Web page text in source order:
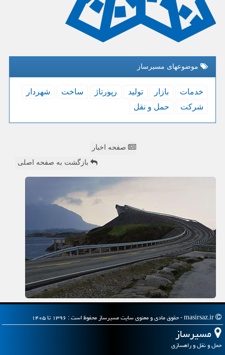
موضوعهای مسیرساز
خدمات بازار تولید رپورتاژ ساخت
شهردار
شركت
حمل و نقل
صفحه اخبار
بازگشت به صفحه اصلی
مسیرساز
حمل و نقل و راهسازی